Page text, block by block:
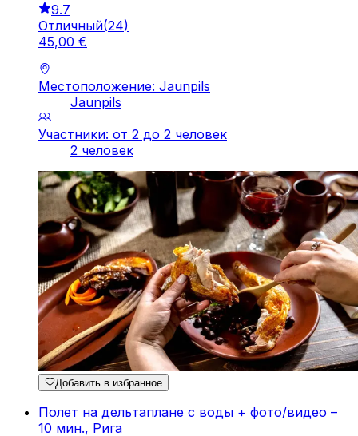
9.7
Отличный(24)
45,00 €
Местоположение: Jaunpils
Jaunpils
Участники: от 2 до 2 человек
2 человек
Добавить в избранное
Полет на дельтаплане с воды + фото/видео –
10 мин., Рига